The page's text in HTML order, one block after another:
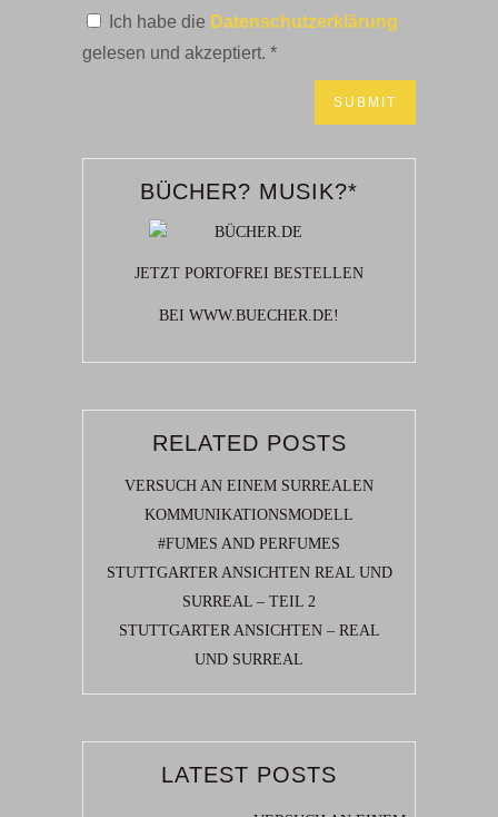
Ich habe die Datenschutzerklärung
gelesen und akzeptiert. *
BÜCHER? MUSIK?*
JETZT PORTOFREI BESTELLEN
BEI WWW.BUECHER.DE!
RELATED POSTS
VERSUCH AN EINEM SURREALEN
KOMMUNIKATIONSMODELL
#FUMES AND PERFUMES
STUTTGARTER ANSICHTEN REAL UND
SURREAL – TEIL 2
STUTTGARTER ANSICHTEN – REAL
UND SURREAL
LATEST POSTS